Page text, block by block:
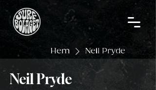
Hem Neil Pryde
Neil Pryde